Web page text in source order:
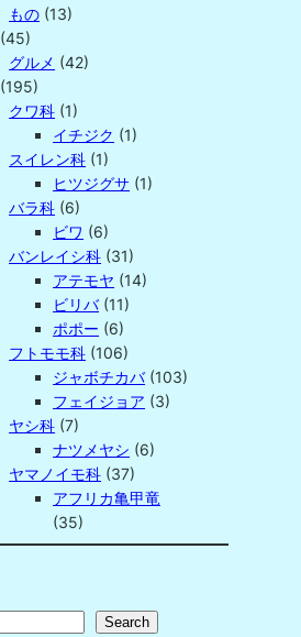
もの (13)
(45)
グルメ (42)
(195)
クワ科 (1)
イチジク (1)
スイレン科 (1)
ヒツジグサ (1)
バラ科 (6)
ビワ (6)
バンレイシ科 (31)
アテモヤ (14)
ビリバ(11)
ポポー (6)
フトモモ科 (106)
ジャボチカバ(103)
フェイジョア (3)
ヤシ科 (7)
ナツメヤシ (6)
ヤマノイモ科 (37)
アフリカ亀甲竜
(35)
Search